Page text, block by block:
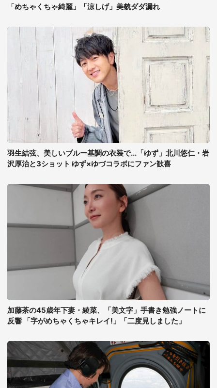
「めちゃくちゃ綺麗」「涼しげ」美貌ダダ漏れ
羽生結弦、美しいブルー基調の衣装で...「ゆず」北川悠仁・岩
沢厚治と3ショット ゆず×ゆづコラボにファン歓喜
加藤茶の45歳年下妻・綾菜、「美文字」手書き勉強ノートに
反響 「字がめちゃくちゃキレイ!」「二度見しました」